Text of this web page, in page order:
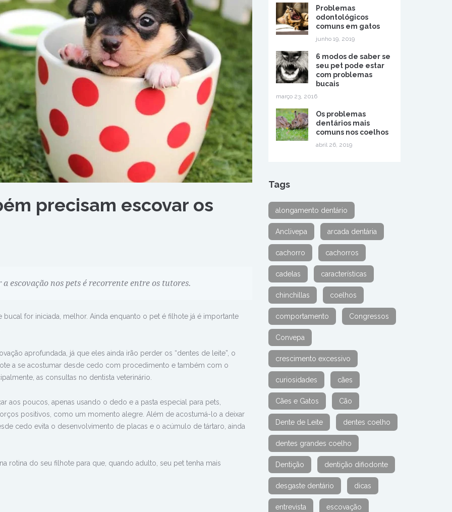
precisam escovar os
escovação nos pets é recorrente entre os tutores.
for iniciada, melhor. Ainda enquanto o pet é filhote já é importante
aprofundada, já que eles ainda irão perder os “dentes de leite”, o
a se acostumar desde cedo com procedimento e também com o
as consultas no dentista veterinário.
aos poucos, apenas usando o dedo e a pasta especial para pets,
positivos, como um momento alegre. Além de acostumá-lo a deixar
cedo evita o desenvolvimento de placas e o acúmulo de tártaro, ainda
rotina do seu filhote para que, quando adulto, seu pet tenha mais
Problemas
odontológicos
comuns em gatos
junho 19, 2019
6 modos de saber se
seu pet pode estar
com problemas
bucais
março 23, 2016
Os problemas
dentários mais
comuns nos coelhos
abril 26, 2019
Tags
alongamento dentário
Anclivepa arcada dentária
cachorro cachorros
cadelas características
chinchillas coelhos
comportamento Congressos
Convepa
crescimento excessivo
curiosidades cães
Cães e Gatos Cão
Dente de Leite dentes coelho
dentes grandes coelho
Dentição dentição difiodonte
desgaste dentário dicas
entrevista escovação